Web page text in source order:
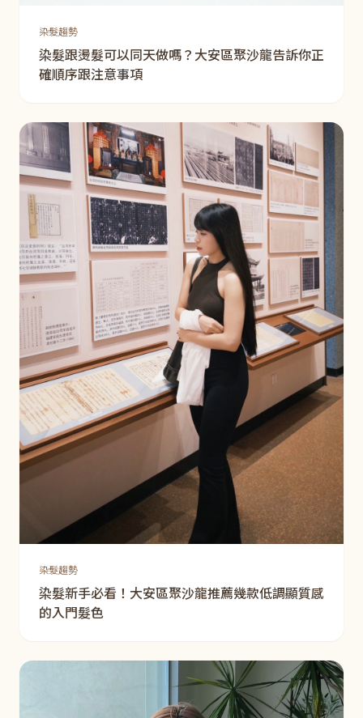
染髮趨勢
染髮跟燙髮可以同天做嗎？大安區聚沙龍告訴你正
確順序跟注意事項
染髮趨勢
染髮新手必看！大安區聚沙龍推薦幾款低調顯質感
的入門髮色